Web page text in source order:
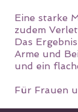
Eine starke
zudem
Das
Arme und
und ein
Für Frauen